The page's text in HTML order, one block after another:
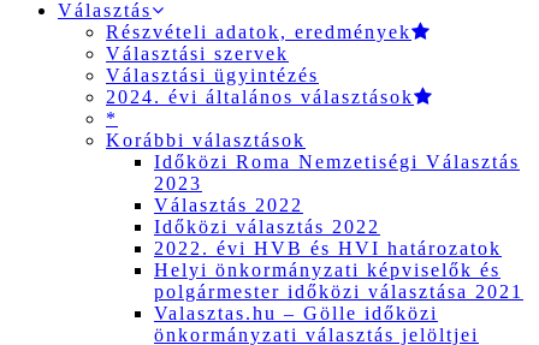
Választás
Részvételi adatok, eredmények
Választási szervek
Választási ügyintézés
2024. évi általános választások
*
Korábbi választások
Időközi Roma Nemzetiségi Választás
2023
Választás 2022
Időközi választás 2022
2022. évi HVB és HVI határozatok
Helyi önkormányzati képviselők és
polgármester időközi választása 2021
Valasztas.hu – Gölle időközi
önkormányzati választás jelöltjei